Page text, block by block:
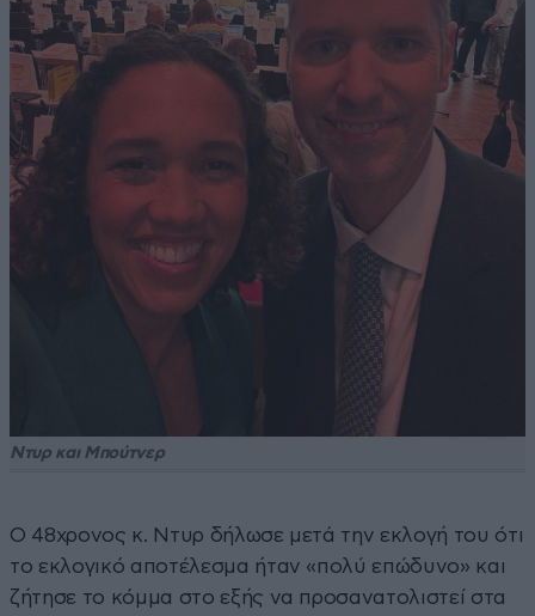
Ντυρ και Μπούτνερ
Ο 48χρονος κ. Ντυρ δήλωσε μετά την εκλογή του ότι
το εκλογικό αποτέλεσμα ήταν «πολύ επώδυνο» και
ζήτησε το κόμμα στο εξής να προσανατολιστεί στα